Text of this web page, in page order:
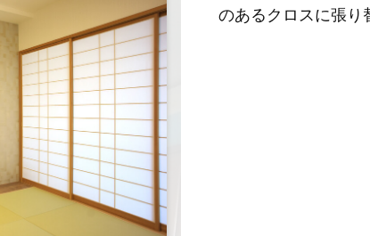
のあるクロスに張り